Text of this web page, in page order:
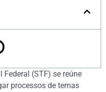
Federal (STF) se reúne
processos de temas